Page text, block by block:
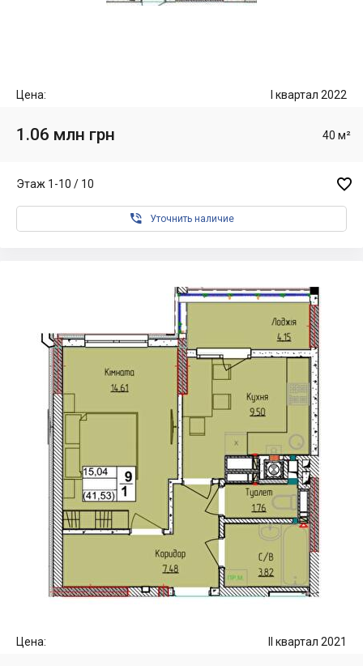
Цена: I квартал 2022
1.06 млн грн 40 м²
Этаж 1-10 / 10 
 Уточнить наличие
Цена: II квартал 2021